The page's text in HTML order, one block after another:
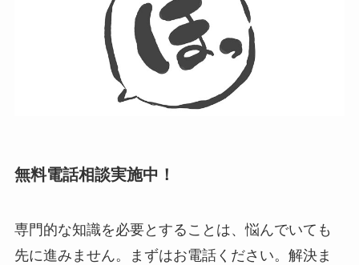
無料電話相談実施中！
専門的な知識を必要とすることは、悩んでいても
先に進みません。まずはお電話ください。解決ま